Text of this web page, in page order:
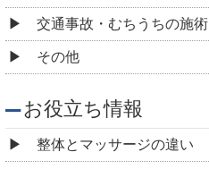
交通事故・むちうちの施術
その他
お役立ち情報
整体とマッサージの違い